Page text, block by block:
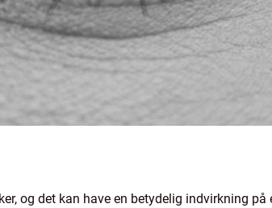
og det kan have en betydelig indvirkning